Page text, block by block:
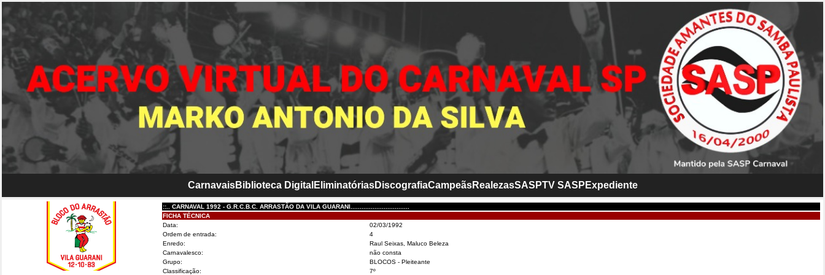
CarnavaisBiblioteca Digital EliminatóriasDiscografiaCampeãsRealezasSASPTV SASP Expediente
::.. CARNAVAL 1992 - G.R.C.B.C. ARRASTÃO DA VILA GUARANI................................
FICHA TÉCNICA
Data:
02/03/1992
Ordem de entrada:
4
Enredo:
Raul Seixas, Maluco Beleza
Carnavalesco:
não consta
Grupo:
BLOCOS - Pleiteante
Classificação:
7º